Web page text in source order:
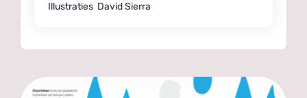
Illustraties David Sierra